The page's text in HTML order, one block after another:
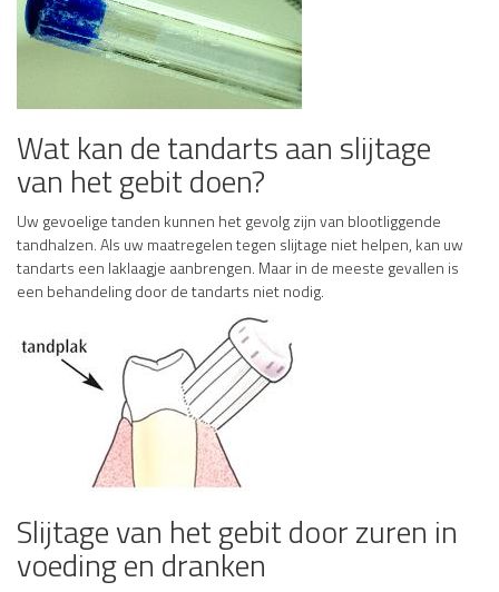
Wat kan de tandarts aan slijtage
van het gebit doen?
Uw gevoelige tanden kunnen het gevolg zijn van blootliggende
tandhalzen. Als uw maatregelen tegen slijtage niet helpen, kan uw
tandarts een laklaagje aanbrengen. Maar in de meeste gevallen is
een behandeling door de tandarts niet nodig.
Slijtage van het gebit door zuren in
voeding en dranken